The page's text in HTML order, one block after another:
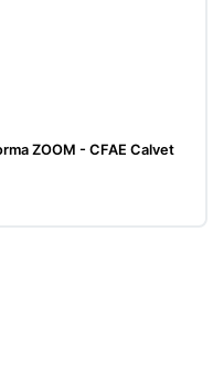
ZOOM - CFAE Calvet